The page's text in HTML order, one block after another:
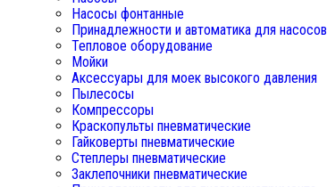
Насосы фонтанные
Принадлежности и автоматика для насосов
Тепловое оборудование
Мойки
Аксессуары для моек высокого давления
Пылесосы
Компрессоры
Краскопульты пневматические
Гайковерты пневматические
Степлеры пневматические
Заклепочники пневматические